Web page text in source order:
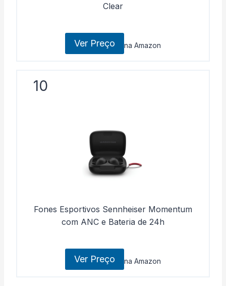
Clear
Ver Preço na Amazon
10
Fones Esportivos Sennheiser Momentum
com ANC e Bateria de 24h
Ver Preço na Amazon